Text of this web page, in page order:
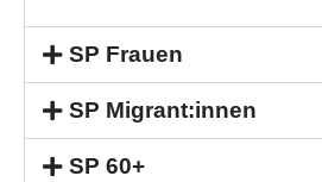
SP Frauen
SP Migrant:innen
SP 60+